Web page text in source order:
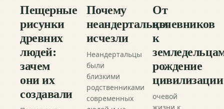
Пещерные
рисунки
древних
людей:
зачем
они их
создавали
Почему
неандертальцы
исчезли
Неандертальцы
были
близкими
родственниками
современных
От
кочевников
к
рождение
цивилизации
очевой